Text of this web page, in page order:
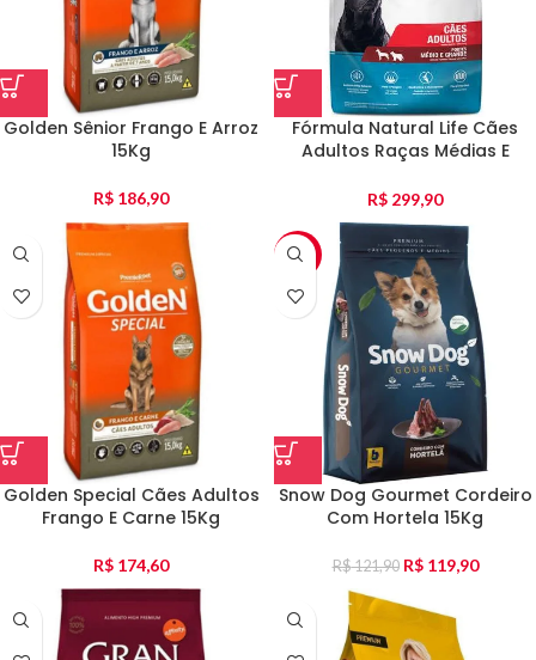
Golden Sênior Frango E Arroz
15Kg
R$ 186,90
Fórmula Natural Life Cães
Adultos Raças Médias E
R$ 299,90
Golden Special Cães Adultos
Frango E Carne 15Kg
R$ 174,60
-2%
Snow Dog Gourmet Cordeiro
Com Hortela 15Kg
R$121,90 R$119,90